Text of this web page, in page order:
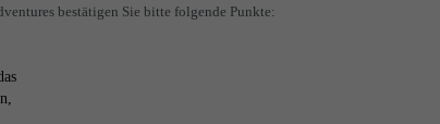
bestätigen Sie bitte folgende Punkte: